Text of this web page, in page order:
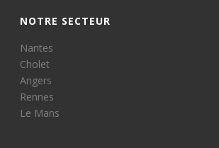
NOTRE SECTEUR
Nantes
Cholet
Angers
Rennes
Le Mans